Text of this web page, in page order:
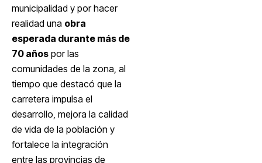
municipalidad y por hacer
realidad una obra
esperada durante más de
70 años por las
comunidades de la zona, al
tiempo que destacó que la
carretera impulsa el
desarrollo, mejora la calidad
de vida de la población y
fortalece la integración
entre las provincias de